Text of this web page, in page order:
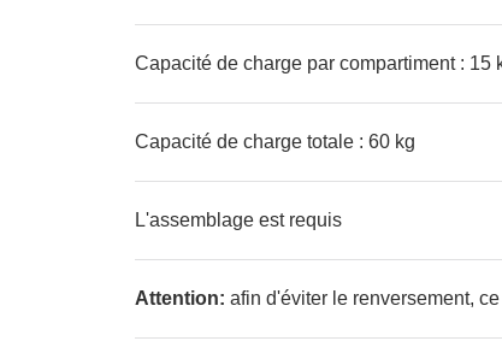
Capacité de charge par compartiment : 15
Capacité de charge totale : 60 kg
L'assemblage est requis
Attention: afin d'éviter le renversement,